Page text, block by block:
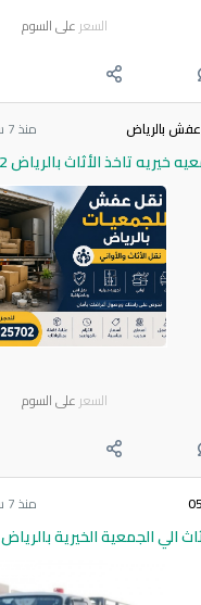
السعر على السوم
عفش بالرياض منذ 7 ساعات
تاخذ الأثاث بالرياض 0532025702
السعر على السوم
منذ 7 ساعات
الجمعية الخيرية بالرياض 0550516340